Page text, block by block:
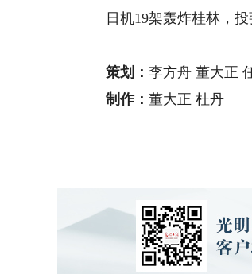
日机19架轰炸桂林，投
策划：李方舟 董大正
制作：董大正 杜丹